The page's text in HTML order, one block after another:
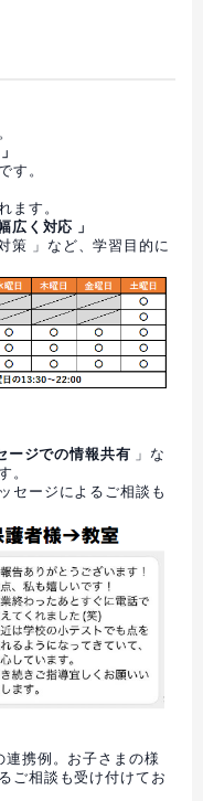
す。
ます。
広く対応 」
策 」など、学習目的に
ージでの情報共有 」な
。
セージによるご相談も
連携例。お子さまの様
ご相談も受け付けてお